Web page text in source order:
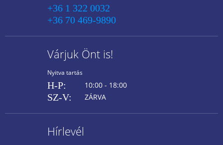
+36 1 322 0032
+36 70 469-9890
Várjuk Önt is!
Nyitva tartás
H-P: 10:00 - 18:00
SZ-V: ZÁRVA
Hírlevél